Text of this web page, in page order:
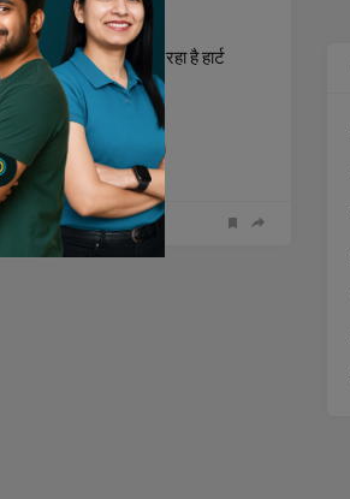
योगा और फिटनेस
कम उम्र में बच्चों को भी आ रहा है हार्ट
अटैक! जानें क्या है कारण?
…
Himani Maharshi
July 1, 2024
5041 0